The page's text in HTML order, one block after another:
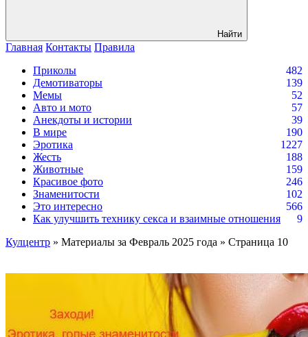
Найти
Главная Контакты Правила
Приколы
482
Демотиваторы
139
Мемы
52
Авто и мото
57
Анекдоты и истории
39
В мире
190
Эротика
1227
Жесть
188
Животные
159
Красивое фото
246
Знаменитости
102
Это интересно
566
Как улучшить технику секса и взаимные отношения
9
Кулцентр » Материалы за Февраль 2025 года » Страница 10